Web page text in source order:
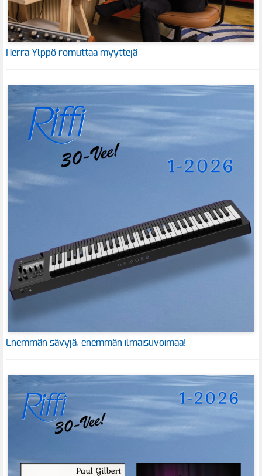
Herra Ylppö romuttaa myyttejä
Enemmän sävyjä, enemmän ilmaisuvoimaa!